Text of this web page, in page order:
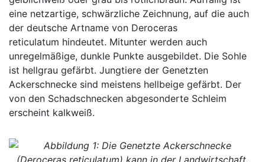
eine netzartige, schwärzliche Zeichnung, auf die auch
der deutsche Artname von Deroceras
reticulatum hindeutet. Mitunter werden auch
unregelmäßige, dunkle Punkte ausgebildet. Die Sohle
ist hellgrau gefärbt. Jungtiere der Genetzten
Ackerschnecke sind meistens hellbeige gefärbt. Der
von den Schadschnecken abgesonderte Schleim
erscheint kalkweiß.